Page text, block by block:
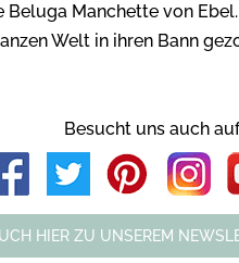
Manchette von
Welt in ihren Bann
Besucht uns auch auf
HIER ZU UNSEREM